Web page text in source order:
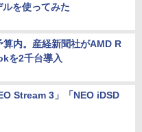
を使ってみた
算内。産経新聞社がAMD R
を2千台導入
Stream 3」「NEO iDSD